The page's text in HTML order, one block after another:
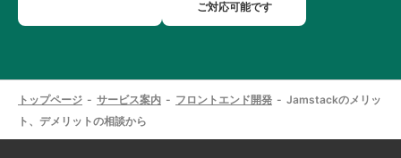
ご対応可能です
トップページ サービス案内 フロントエンド開発
Jamstackのメリッ
ト、デメリットの相談から